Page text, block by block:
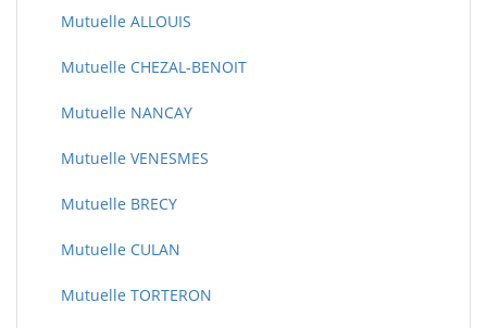
Mutuelle ALLOUIS
Mutuelle CHEZAL-BENOIT
Mutuelle NANCAY
Mutuelle VENESMES
Mutuelle BRECY
Mutuelle CULAN
Mutuelle TORTERON